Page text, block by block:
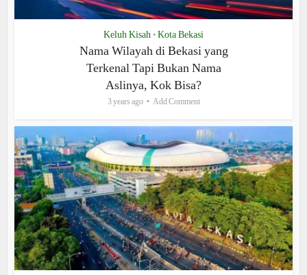
Keluh Kisah • Kota Bekasi
Nama Wilayah di Bekasi yang
Terkenal Tapi Bukan Nama
Aslinya, Kok Bisa?
3 years ago Add Comment